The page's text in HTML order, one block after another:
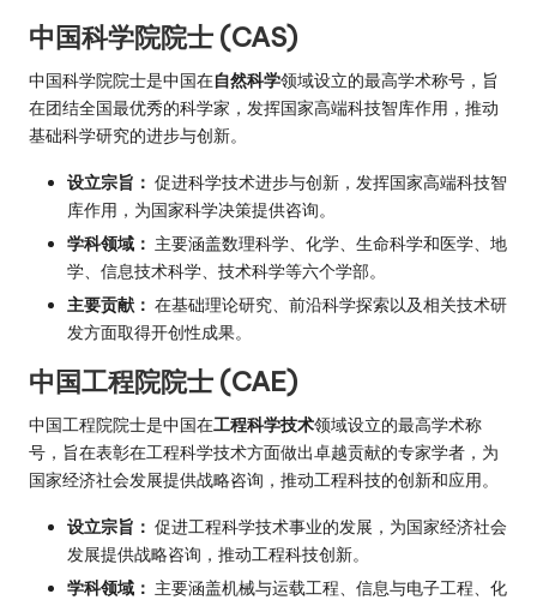
中国科学院院士 (CAS)
中国科学院院士是中国在自然科学领域设立的最高学术称号，旨
在团结全国最优秀的科学家，发挥国家高端科技智库作用，推动
基础科学研究的进步与创新。
设立宗旨： 促进科学技术进步与创新，发挥国家高端科技智
库作用，为国家科学决策提供咨询。
学科领域： 主要涵盖数理科学、化学、生命科学和医学、地
学、信息技术科学、技术科学等六个学部。
主要贡献： 在基础理论研究、前沿科学探索以及相关技术研
发方面取得开创性成果。
中国工程院院士 (CAE)
中国工程院院士是中国在工程科学技术领域设立的最高学术称
号，旨在表彰在工程科学技术方面做出卓越贡献的专家学者，为
国家经济社会发展提供战略咨询，推动工程科技的创新和应用。
设立宗旨： 促进工程科学技术事业的发展，为国家经济社会
发展提供战略咨询，推动工程科技创新。
学科领域： 主要涵盖机械与运载工程、信息与电子工程、化